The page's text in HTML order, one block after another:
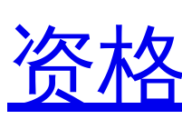
资